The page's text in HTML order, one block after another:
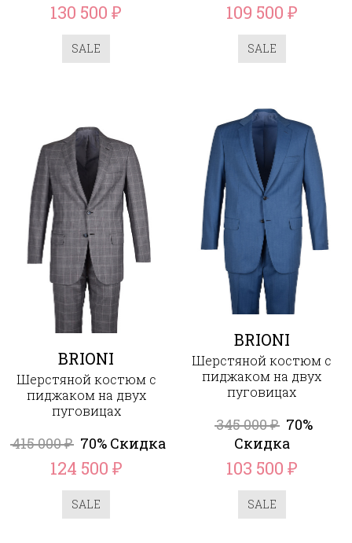
130 500₽
SALE
109 500 ₽
SALE
BRIONI
Шерстяной костюм с
пиджаком на двух
пуговицах
415 000₽ 70% Скидка
124 500 ₽
SALE
BRIONI
Шерстяной костюм с
пиджаком на двух
пуговицах
345 000₽ 70%
Скидка
103 500 ₽
SALE